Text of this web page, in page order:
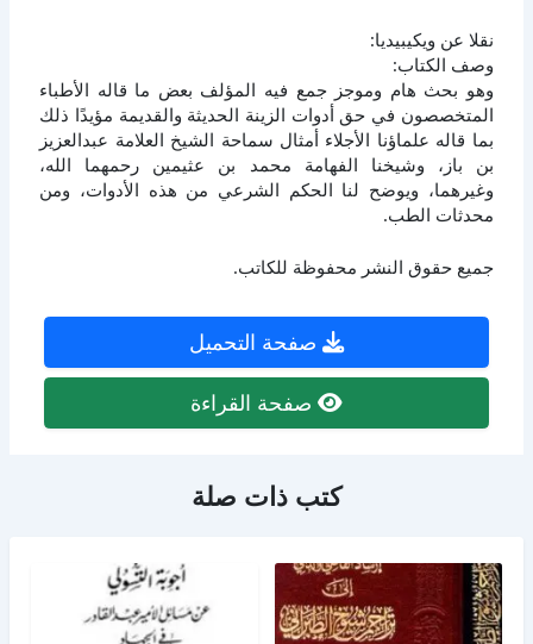
نقلا عن ويكيبيديا:
وصف الكتاب:
وهو بحث هام وموجز جمع فيه المؤلف بعض ما قاله الأطباء
المتخصصون في حق أدوات الزينة الحديثة والقديمة مؤيدًا ذلك
بما قاله علماؤنا الأجلاء أمثال سماحة الشيخ العلامة عبدالعزيز
بن باز، وشيخنا الفهامة محمد بن عثيمين رحمهما الله،
وغيرهما، ويوضح لنا الحكم الشرعي من هذه الأدوات، ومن
محدثات الطب.
جميع حقوق النشر محفوظة للكاتب.
صفحة التحميل
صفحة القراءة
كتب ذات صلة